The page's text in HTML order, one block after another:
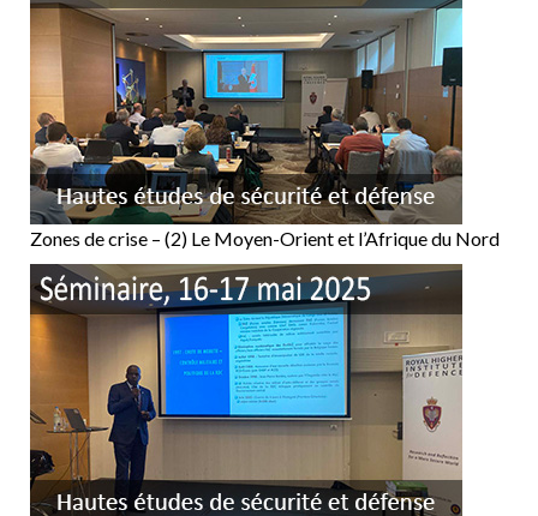
Zones de crise – (2) Le Moyen-Orient et l’Afrique du Nord